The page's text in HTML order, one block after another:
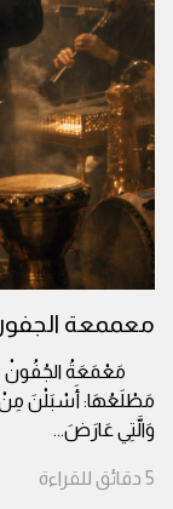
معممعة
مَعْمَعَةُ الجُفُونْ
مَطْلَعُهَا: أَسْبَلْنَ مِنْ
وَالَّتِي عَارَضَ...
5 دقائق للقراءة